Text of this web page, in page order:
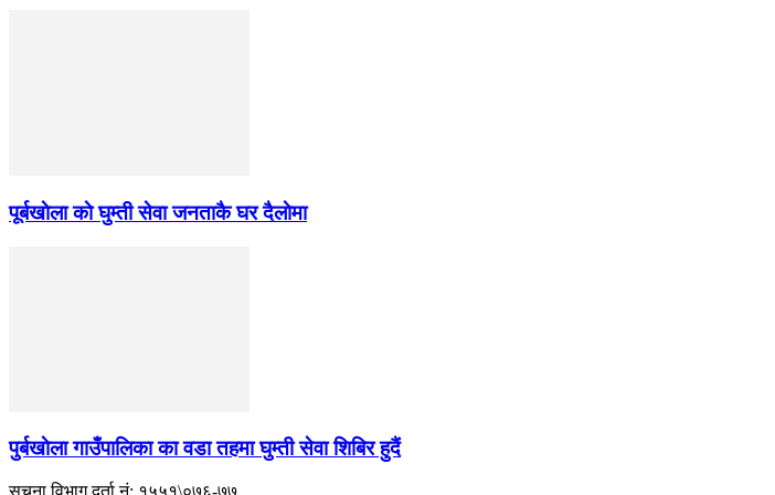
पूर्बखाेला काे घुम्ती सेवा जनताकै घर दैलाेमा
पुर्बखाेला गाउँपालिका का वडा तहमा घुम्ती सेवा शिबिर हुदैं
सूचना विभाग दर्ता नं: १५५१\०७६-७७